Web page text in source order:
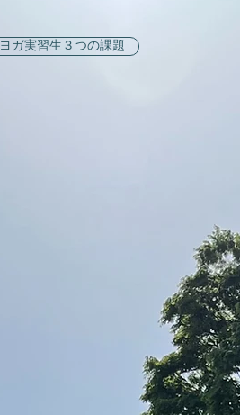
ヨガ実習生３つの課題